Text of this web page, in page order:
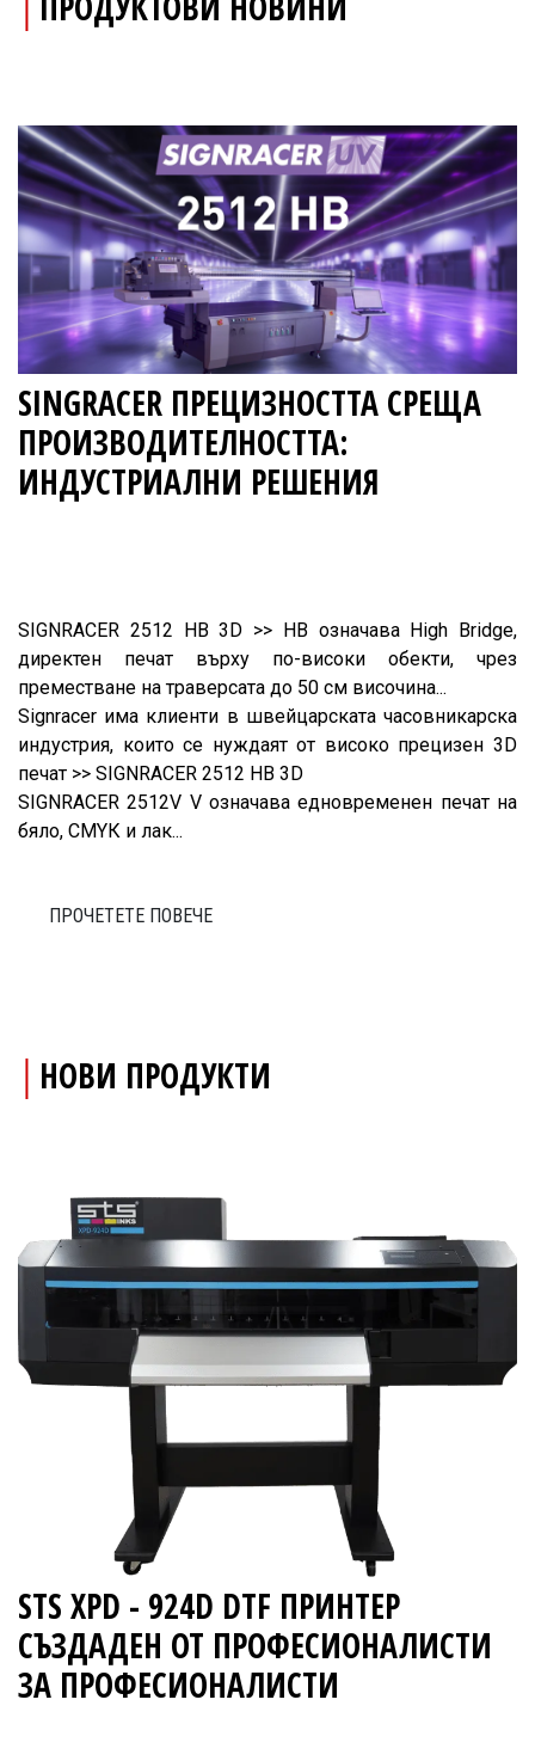
SINGRACER ПРЕЦИЗНОСТТА СРЕЩА
ПРОИЗВОДИТЕЛНОСТТА:
ИНДУСТРИАЛНИ РЕШЕНИЯ
SIGNRACER 2512 HB 3D >> HB означава High Bridge,
директен печат върху по-високи обекти, чрез
преместване на траверсата до 50 см височина...
Signracer има клиенти в швейцарската часовникарска
индустрия, които се нуждаят от високо прецизен 3D
печат >> SIGNRACER 2512 HB 3D
SIGNRACER 2512V V означава едновременен печат на
бяло, CMYК и лак...
ПРОЧЕТЕТЕ ПОВЕЧЕ
НОВИ ПРОДУКТИ
STS XPD - 924D DTF ПРИНТЕР
СЪЗДАДЕН ОТ ПРОФЕСИОНАЛИСТИ
ЗА ПРОФЕСИОНАЛИСТИ